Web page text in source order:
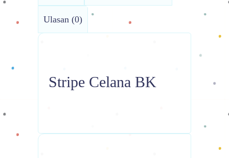
Ulasan (0)
Stripe Celana BK